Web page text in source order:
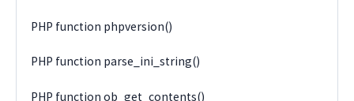
PHP function phpversion()
PHP function parse_ini_string()
PHP function ob_get_contents()